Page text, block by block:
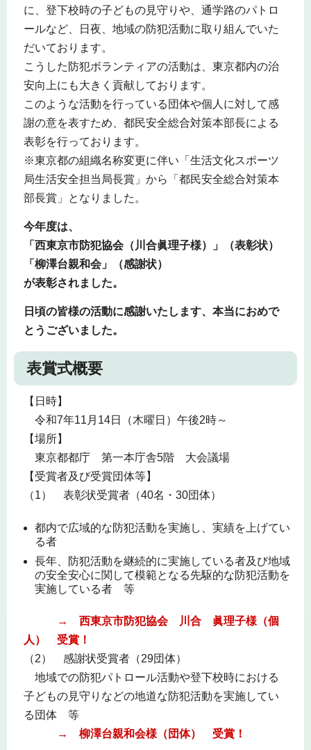
に、登下校時の子どもの見守りや、通学路のパトロ
ールなど、日夜、地域の防犯活動に取り組んでいた
だいております。
こうした防犯ボランティアの活動は、東京都内の治
安向上にも大きく貢献しております。
このような活動を行っている団体や個人に対して感
謝の意を表すため、都民安全総合対策本部長による
表彰を行っております。
※東京都の組織名称変更に伴い「生活文化スポーツ
局生活安全担当局長賞」から「都民安全総合対策本
部長賞」となりました。
今年度は、
「西東京市防犯協会（川合眞理子様）」（表彰状）
「柳澤台親和会」（感謝状）
が表彰されました。
日頃の皆様の活動に感謝いたします、本当におめで
とうございました。
表賞式概要
【日時】
令和7年11月14日（木曜日）午後2時～
【場所】
東京都都庁 第一本庁舎5階 大会議場
【受賞者及び受賞団体等】
（1） 表彰状受賞者（40名・30団体）
都内で広域的な防犯活動を実施し、実績を上げてい
る者
長年、防犯活動を継続的に実施している者及び地域
の安全安心に関して模範となる先駆的な防犯活動を
実施している者 等
→ 西東京市防犯協会 川合 眞理子様（個
人） 受賞！
（2） 感謝状受賞者（29団体）
地域での防犯パトロール活動や登下校時における
子どもの見守りなどの地道な防犯活動を実施してい
る団体 等
→ 柳澤台親和会様（団体） 受賞！